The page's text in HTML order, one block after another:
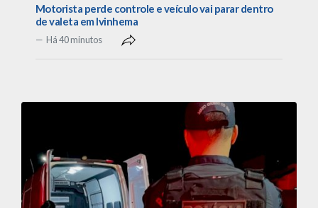
Motorista perde controle e veículo vai parar dentro
de valeta em Ivinhema
Há 40 minutos